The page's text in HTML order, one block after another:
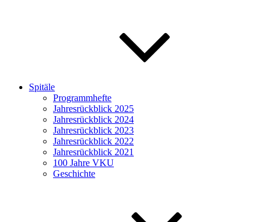
Spitäle
Programmhefte
Jahresrückblick 2025
Jahresrückblick 2024
Jahresrückblick 2023
Jahresrückblick 2022
Jahresrückblick 2021
100 Jahre VKU
Geschichte